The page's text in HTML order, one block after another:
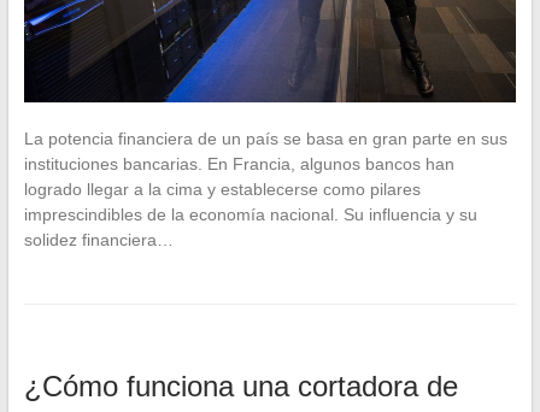
La potencia financiera de un país se basa en gran parte en sus
instituciones bancarias. En Francia, algunos bancos han
logrado llegar a la cima y establecerse como pilares
imprescindibles de la economía nacional. Su influencia y su
solidez financiera…
¿Cómo funciona una cortadora de